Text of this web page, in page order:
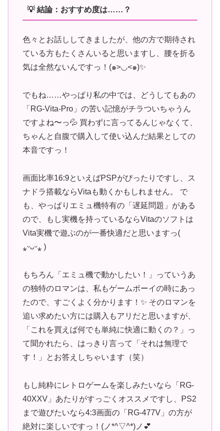
💡 結論：おすすめ度は……？
色々とお話ししてきましたが、他の方で期待され
ている方もたくさんいると思いますし、腰を折る
気は全然ないんですっ！(๑>◡<๑)✨
でもね……やっぱり私の中では、どうしてもあの
「RG-Vita-Pro」の苦い記憶がチラついちゃうん
ですよね〜っ💦 買わずに言ってるんじゃなくて、
ちゃんと自腹で購入して使い込んだ結果としての
本音ですっ！
画面比率16:9といえばPSPがぴったりですし、ス
ナドラ搭載ならVitaも動くかもしれません。 で
も、やっぱりエミュ機特有の「遅延問題」がある
ので、もし実機を持っているならVitaのソフトは
Vita実機で遊ぶのが一番快適だと思いますっ(
⁎ᵕᴗᵕ⁎ )
もちろん「エミュ機で動かしたい！」っていうあ
の独特のロマンは、私もゲームボーイの時にあっ
たので、すごくよく分かります！✨ そのロマンを
追い求めたい方には購入もアリだと思いますが、
「これを買えば何でも単純に快適に動くの？」っ
て聞かれたら、はっきり言って「それは無理で
す！」とお答えしちゃいます（笑）
もし純粋にレトロゲームを楽しみたいなら「RG-
40XXV」あたりがすっごくオススメですし、PS2
まで遊びたいなら4:3画面の「RG-477V」の方が
絶対に楽しいですっ！(ノ*^▽^*)ノ💕